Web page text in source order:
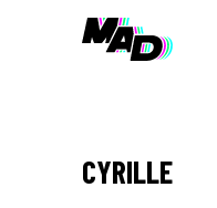
CYRILLE